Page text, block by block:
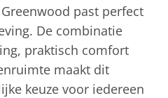
past perfect
De combinatie
praktisch comfort
maakt dit
keuze voor iedereen